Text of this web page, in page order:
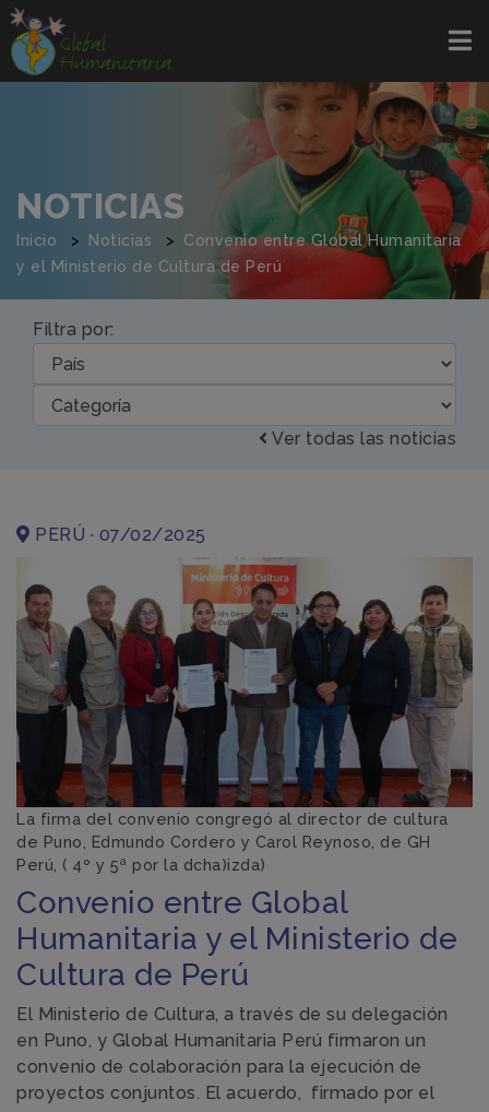
NOTICIAS
Inicio Noticias
Convenio entre Global Humanitaria
y el Ministerio de Cultura de Perú
Filtra por:
Ver todas las noticias
PERÚ · 07/02/2025
La firma del convenio congregó al director de cultura
de Puno, Edmundo Cordero y Carol Reynoso, de GH
Perú, ( 4º y 5ª por la dcha)izda)
Convenio entre Global
Humanitaria y el Ministerio de
Cultura de Perú
El Ministerio de Cultura, a través de su delegación
en Puno, y Global Humanitaria Perú firmaron un
convenio de colaboración para la ejecución de
proyectos conjuntos. El acuerdo, firmado por el